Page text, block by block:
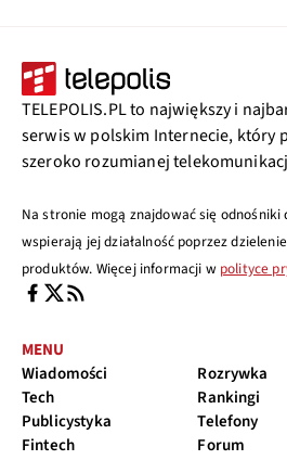
TELEPOLIS.PL to największy i
serwis w polskim Internecie, który
szeroko rozumianej
Na stronie mogą znajdować się
wspierają jej działalność poprzez
produktów. Więcej informacji w polityce
MENU
Wiadomości
Tech
Publicystyka
Fintech
Rozrywka
Rankingi
Telefony
Forum